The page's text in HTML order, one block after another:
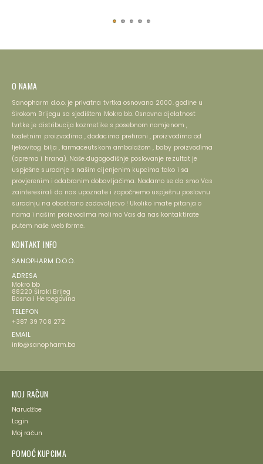
O NAMA
Sanopharm d.o.o. je privatna tvrtka osnovana 2000. godine u
Širokom Brijegu sa sjedištem Mokro bb. Osnovna djelatnost
tvrtke je distribucija kozmetike s posebnom namjenom ,
toaletnim proizvodima , dodacima prehrani , proizvodima od
ljekovitog bilja , farmaceutskom ambalažom , baby proizvodima
(oprema i hrana). Naše dugogodišnje poslovanje rezultat je
uspješne suradnje s našim cijenjenim kupcima tako i sa
provjerenim i odabranim dobavljačima. Nadamo se da smo Vas
zainteresirali da nas upoznate i započnemo uspješnu poslovnu
suradnju na obostrano zadovoljstvo ! Ukoliko imate pitanja o
nama i našim proizvodima molimo Vas da nas kontaktirate
putem naše web forme.
KONTAKT INFO
SANOPHARM D.O.O.
ADRESA
Mokro bb
88220 Široki Brijeg
Bosna i Hercegovina
TELEFON
+387 39 708 272
EMAIL
info@sanopharm.ba
MOJ RAČUN
Narudžbe
Login
Moj račun
POMOĆ KUPCIMA